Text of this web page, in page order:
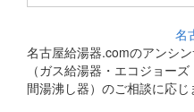
名
名古屋給湯器.comのアンシ
（ガス給湯器・エコジョー
間湯沸し器）のご相談に応じ